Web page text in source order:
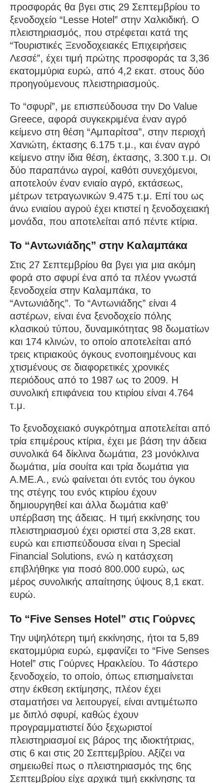
προσφοράς θα βγει στις 29 Σεπτεμβρίου το
ξενοδοχείο “Lesse Hotel” στην Χαλκιδική. Ο
πλειστηριασμός, που στρέφεται κατά της
“Τουριστικές Ξενοδοχειακές Επιχειρήσεις
Λεσσέ”, έχει τιμή πρώτης προσφοράς τα 3,36
εκατομμύρια ευρώ, από 4,2 εκατ. στους δύο
προηγούμενους πλειστηριασμούς.
Το “σφυρί”, με επισπεύδουσα την Do Value
Greece, αφορά συγκεκριμένα έναν αγρό
κείμενο στη θέση “Αμπαρίτσα”, στην περιοχή
Χανιώτη, έκτασης 6.175 τ.μ., και έναν αγρό
κείμενο στην ίδια θέση, έκτασης, 3.300 τ.μ. Οι
δύο παραπάνω αγροί, καθότι συνεχόμενοι,
αποτελούν έναν ενιαίο αγρό, εκτάσεως,
μέτρων τετραγωνικών 9.475 τ.μ. Επί του ως
άνω ενιαίου αγρού έχει κτιστεί η ξενοδοχειακή
μονάδα, που αποτελείται από πέντε κτίρια.
Το “Αντωνιάδης” στην Καλαμπάκα
Στις 27 Σεπτεμβρίου θα βγει για μια ακόμη
φορά στο σφυρί ένα από τα πλέον γνωστά
ξενοδοχεία στην Καλαμπάκα, το
“Αντωνιάδης”. Το “Αντωνιάδης” είναι 4
αστέρων, είναι ένα ξενοδοχείο πόλης
κλασικού τύπου, δυναμικότητας 98 δωματίων
και 174 κλινών, το οποίο αποτελείται από
τρεις κτιριακούς όγκους ενοποιημένους και
χτισμένους σε διαφορετικές χρονικές
περιόδους από το 1987 ως το 2009. Η
συνολική επιφάνεια του κτιρίου είναι 4.764
τ.μ.
Το ξενοδοχειακό συγκρότημα αποτελείται από
τρία επιμέρους κτίρια, έχει με βάση την άδεια
συνολικά 64 δίκλινα δωμάτια, 23 μονόκλινα
δωμάτια, μία σουίτα και τρία δωμάτια για
Α.ΜΕ.Α., ενώ φαίνεται ότι εντός του όγκου
της στέγης του ενός κτιρίου έχουν
δημιουργηθεί και άλλα δωμάτια καθ’
υπέρβαση της άδειας. Η τιμή εκκίνησης του
πλειστηριασμού έχει οριστεί στα 3,28 εκατ.
ευρώ και επισπεύδουσα είναι η Special
Financial Solutions, ενώ η κατάσχεση
επιβλήθηκε για ποσό 800.000 ευρώ, ως
μέρος συνολικής απαίτησης ύψους 8,1 εκατ.
ευρώ.
Το “Five Senses Hotel” στις Γούρνες
Την υψηλότερη τιμή εκκίνησης, ήτοι τα 5,89
εκατομμύρια ευρώ, εμφανίζει το “Five Senses
Hotel” στις Γούρνες Ηρακλείου. Το 4άστερο
ξενοδοχείο, το οποίο, όπως επισημαίνεται
στην έκθεση εκτίμησης, πλέον έχει
σταματήσει να λειτουργεί, είναι αντιμέτωπο
με διπλό σφυρί, καθώς έχουν
προγραμματιστεί δύο ξεχωριστοί
πλειστηριασμοί εις βάρος της ιδιοκτήτριας,
στις 6 και στις 20 Σεπτεμβρίου. Αξίζει να
σημειωθεί πως ο πλειστηριασμός της 6ης
Σεπτεμβρίου είχε αρχικά τιμή εκκίνησης τα